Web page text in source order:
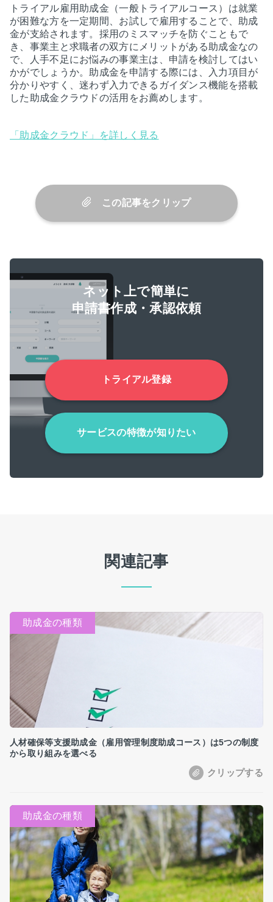
トライアル雇用助成金（一般トライアルコース）は就業
が困難な方を一定期間、お試しで雇用することで、助成
金が支給されます。採用のミスマッチを防ぐこともで
き、事業主と求職者の双方にメリットがある助成金なの
で、人手不足にお悩みの事業主は、申請を検討してはい
かがでしょうか。助成金を申請する際には、入力項目が
分かりやすく、迷わず入力できるガイダンス機能を搭載
した助成金クラウドの活用をお薦めします。
「助成金クラウド」を詳しく見る
この記事をクリップ
ネット上で簡単に
申請書作成・承認依頼
トライアル登録
サービスの特徴が知りたい
関連記事
人材確保等支援助成金（雇用管理制度助成コース）は5つの制度
から取り組みを選べる